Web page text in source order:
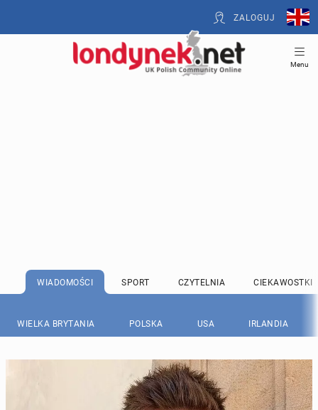
ZALOGUJ
Menu
WIADOMOŚCI SPORT CZYTELNIA CIEKAWOSTKI
WIELKA BRYTANIA POLSKA USA IRLANDIA